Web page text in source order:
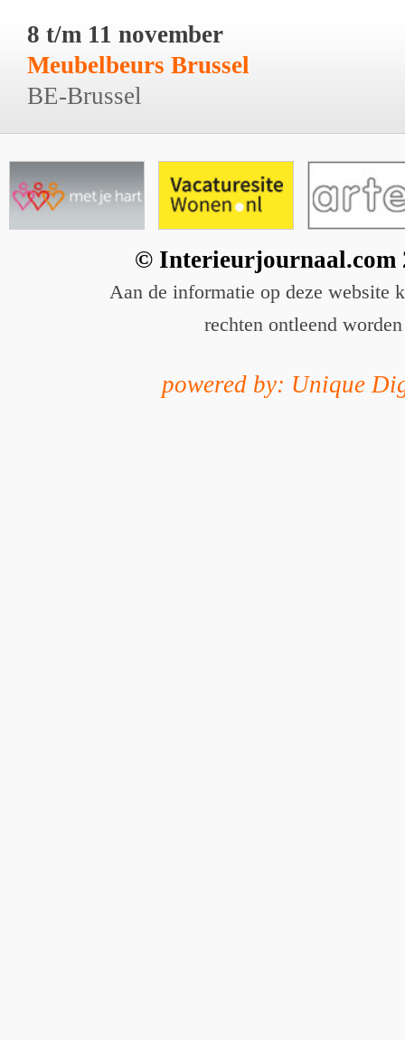
8 t/m 11 november
Meubelbeurs Brussel
BE-Brussel
© Interieurjournaal.com
Aan de informatie op deze website
rechten ontleend worden
powered by: Unique